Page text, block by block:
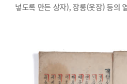
넣도록 만든 상자), 장롱(옷장) 등의